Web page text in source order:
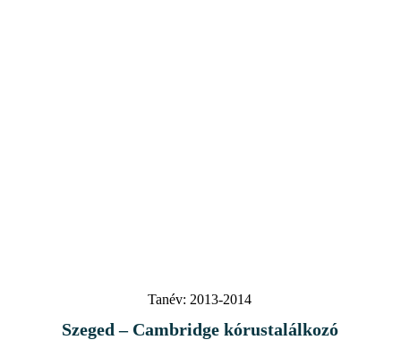
Tanév: 2013-2014
Szeged – Cambridge kórustalálkozó